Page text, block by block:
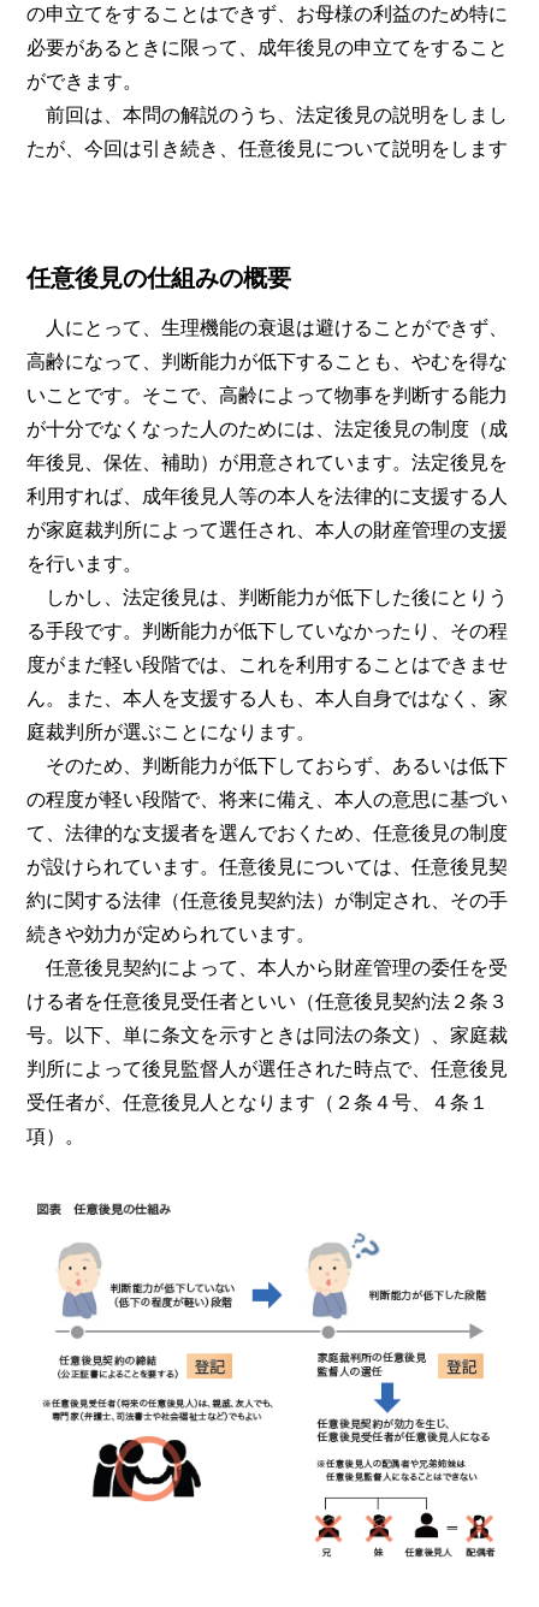
の申立てをすることはできず、お母様の利益のため特に
必要があるときに限って、成年後見の申立てをすること
ができます。
前回は、本問の解説のうち、法定後見の説明をしまし
たが、今回は引き続き、任意後見について説明をします
任意後見の仕組みの概要
人にとって、生理機能の衰退は避けることができず、
高齢になって、判断能力が低下することも、やむを得な
いことです。そこで、高齢によって物事を判断する能力
が十分でなくなった人のためには、法定後見の制度（成
年後見、保佐、補助）が用意されています。法定後見を
利用すれば、成年後見人等の本人を法律的に支援する人
が家庭裁判所によって選任され、本人の財産管理の支援
を行います。
しかし、法定後見は、判断能力が低下した後にとりう
る手段です。判断能力が低下していなかったり、その程
度がまだ軽い段階では、これを利用することはできませ
ん。また、本人を支援する人も、本人自身ではなく、家
庭裁判所が選ぶことになります。
そのため、判断能力が低下しておらず、あるいは低下
の程度が軽い段階で、将来に備え、本人の意思に基づい
て、法律的な支援者を選んでおくため、任意後見の制度
が設けられています。任意後見については、任意後見契
約に関する法律（任意後見契約法）が制定され、その手
続きや効力が定められています。
任意後見契約によって、本人から財産管理の委任を受
ける者を任意後見受任者といい（任意後見契約法２条３
号。以下、単に条文を示すときは同法の条文）、家庭裁
判所によって後見監督人が選任された時点で、任意後見
受任者が、任意後見人となります（２条４号、４条１
項）。